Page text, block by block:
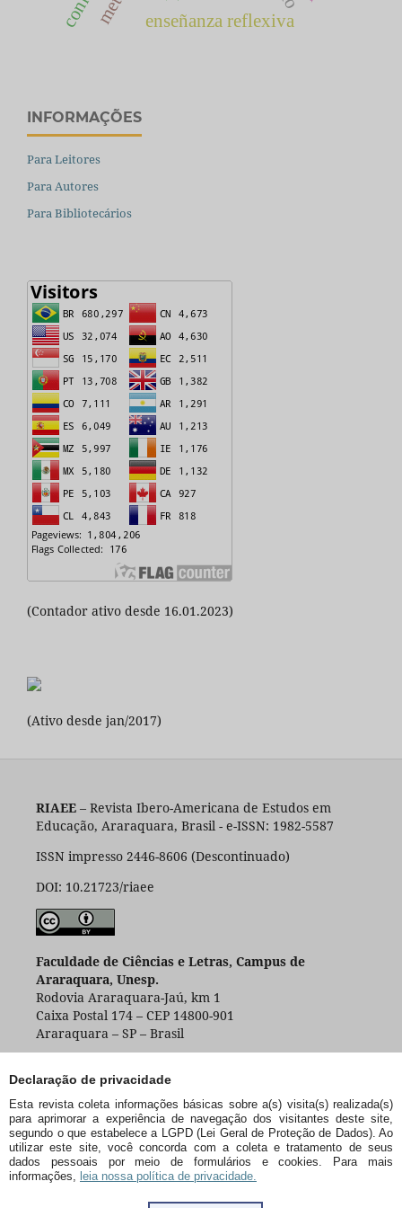
Declaração de privacidade
Esta revista coleta informações básicas sobre a(s) visita(s) realizada(s)
para aprimorar a experiência de navegação dos visitantes deste site,
segundo o que estabelece a LGPD (Lei Geral de Proteção de Dados). Ao
utilizar este site, você concorda com a coleta e tratamento de seus
dados pessoais por meio de formulários e cookies. Para mais
informações, leia nossa política de privacidade.
enseñanza reflexiva
INFORMAÇÕES
Para Leitores
Para Autores
Para Bibliotecários
(Contador ativo desde 16.01.2023)
(Ativo desde jan/2017)
RIAEE– Revista Ibero-Americana de Estudos em
Educação, Araraquara, Brasil - e-ISSN: 1982-5587
ISSN impresso 2446-8606 (Descontinuado)
DOI: 10.21723/riaee
Faculdade de Ciências e Letras, Campus de
Araraquara, Unesp.
Rodovia Araraquara-Jaú, km 1
Caixa Postal 174 – CEP 14800-901
Araraquara – SP – Brasil